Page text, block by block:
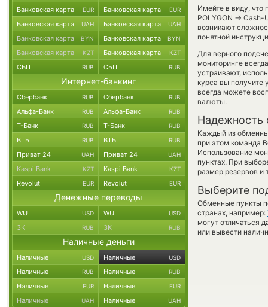
Имейте в виду, что
POLYGON → Cash-
возникают
понятной
Для верного
мониторинге
устраивают,
курса вы получите
всегда можете
валюты.
Надежность
Каждый из
при этом команда
Использование
пунктах. При
размер резервов и
Выберите
Обменные пункты
странах, например:
могут отличаться
или вывести
Банковская карта EUR Банковская карта EUR
Банковская карта UAH Банковская карта UAH
Банковская карта BYN Банковская карта BYN
Банковская карта KZT Банковская карта KZT
СБП RUB СБП RUB
Интернет-банкинг
Сбербанк RUB Сбербанк RUB
Альфа-Банк RUB Альфа-Банк RUB
Т-Банк RUB Т-Банк RUB
ВТБ RUB ВТБ RUB
Приват 24 UAH Приват 24 UAH
Kaspi Bank KZT Kaspi Bank KZT
Revolut EUR Revolut EUR
Денежные переводы
WU USD WU USD
ЗК RUB ЗК RUB
Наличные деньги
Наличные USD Наличные USD
Наличные RUB Наличные RUB
Наличные EUR Наличные EUR
Наличные UAH Наличные UAH